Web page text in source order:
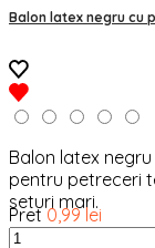
Balon latex negru cu
Balon latex
pentru petreceri
seturi mari.
Pret 0,99 lei